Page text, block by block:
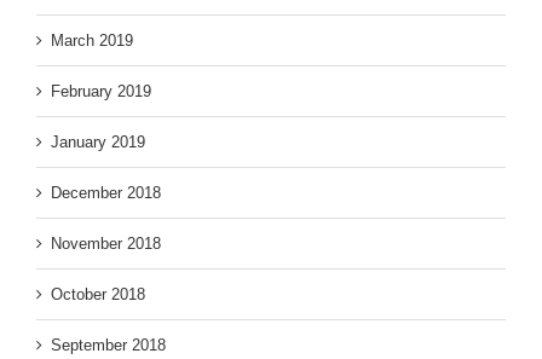
March 2019
February 2019
January 2019
December 2018
November 2018
October 2018
September 2018